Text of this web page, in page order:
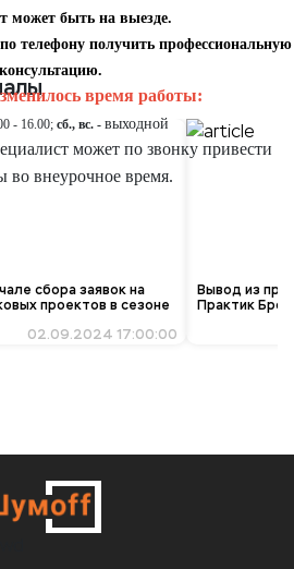
сбора заявок на
проектов в сезоне
02.09.2024 17:00:00
Вывод из
Практик
может быть на выезде.
телефону получить профессиональную
консультацию.
время работы:
- 16.00; сб., вс. - выходной
может по звонку привести
во внеурочное время.